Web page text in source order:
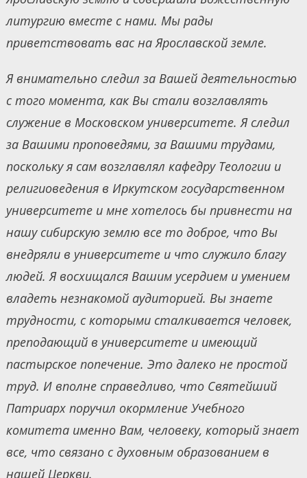
литургию вместе с нами. Мы рады
приветствовать вас на Ярославской земле.
Я внимательно следил за Вашей деятельностью
с того момента, как Вы стали возглавлять
служение в Московском университете. Я следил
за Вашими проповедями, за Вашими трудами,
поскольку я сам возглавлял кафедру Теологии и
религиоведения в Иркутском государственном
университете и мне хотелось бы привнести на
нашу сибирскую землю все то доброе, что Вы
внедряли в университете и что служило благу
людей. Я восхищался Вашим усердием и умением
владеть незнакомой аудиторией. Вы знаете
трудности, с которыми сталкивается человек,
преподающий в университете и имеющий
пастырское попечение. Это далеко не простой
труд. И вполне справедливо, что Святейший
Патриарх поручил окормление Учебного
комитета именно Вам, человеку, который знает
все, что связано с духовным образованием в
нашей Церкви.